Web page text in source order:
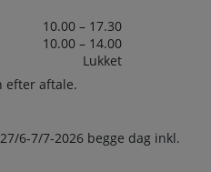
10.00 – 17.30
10.00 – 14.00
Lukket
efter aftale.
6-7/7-2026 begge dag inkl.